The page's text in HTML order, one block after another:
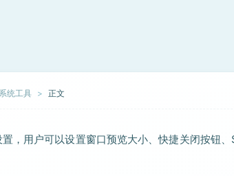
系统工具 正文
，用户可以设置窗口预览大小、快捷关闭按钮、